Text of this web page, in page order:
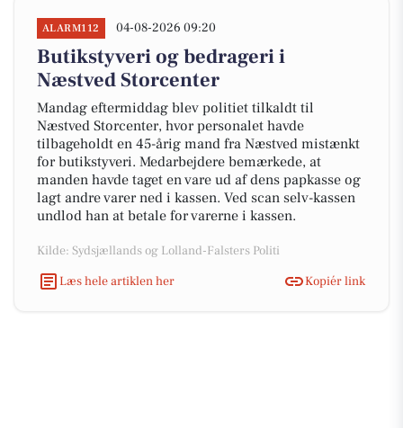
ALARM112 04-08-2026 09:20
Butikstyveri og bedrageri i
Næstved Storcenter
Mandag eftermiddag blev politiet tilkaldt til
Næstved Storcenter, hvor personalet havde
tilbageholdt en 45-årig mand fra Næstved mistænkt
for butikstyveri. Medarbejdere bemærkede, at
manden havde taget en vare ud af dens papkasse og
lagt andre varer ned i kassen. Ved scan selv-kassen
undlod han at betale for varerne i kassen.
Kilde: Sydsjællands og Lolland-Falsters Politi
Læs hele artiklen her
Kopiér link